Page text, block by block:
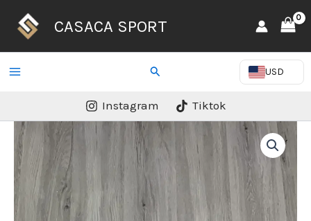
CASACA SPORT
Buscar USD
Instagram Tiktok